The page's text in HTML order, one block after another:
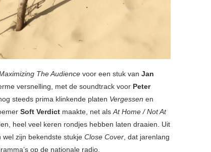
The Audience voor een stuk van Jan
versnelling, met de soundtrack voor Peter
steeds prima klinkende platen Vergessen en
Soft Verdict maakte, net alsAt Home / Not At
heel veel keren rondjes hebben laten draaien. Uit
wel zijn bekendste stukje Close Cover, dat jarenlang
op de nationale radio.